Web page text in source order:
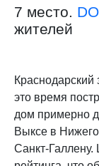
7 место.
жителей
Краснодарский
это время
дом примерно
Выксе в
Санкт-